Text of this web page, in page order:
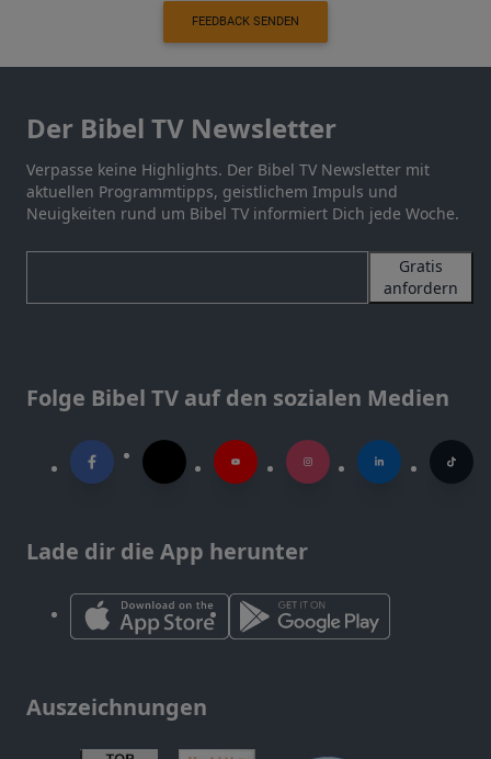
FEEDBACK SENDEN
Der Bibel TV Newsletter
Verpasse keine Highlights. Der Bibel TV Newsletter mit
aktuellen Programmtipps, geistlichem Impuls und
Neuigkeiten rund um Bibel TV informiert Dich jede Woche.
Gratis
anfordern
Folge Bibel TV auf den sozialen Medien
Lade dir die App herunter
Auszeichnungen